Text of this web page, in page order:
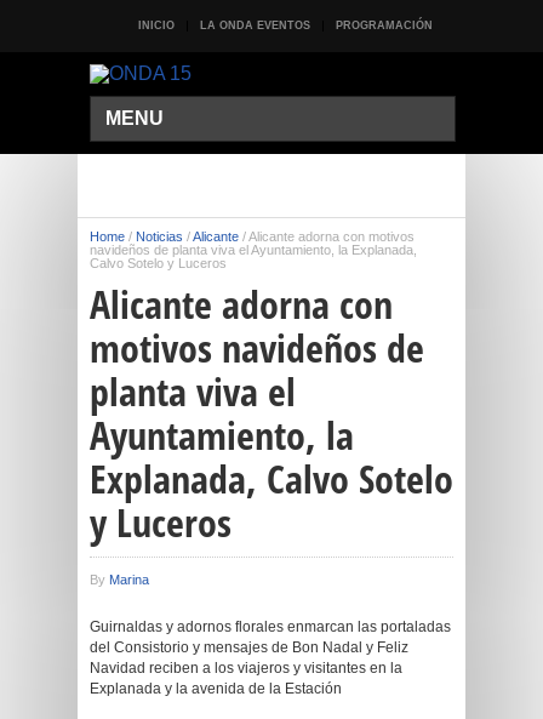
INICIO LA ONDA EVENTOS PROGRAMACIÓN
MENU
Home / Noticias /Alicante /Alicante adorna con motivos
navideños de planta viva el Ayuntamiento, la Explanada,
Calvo Sotelo y Luceros
Alicante adorna con
motivos navideños de
planta viva el
Ayuntamiento, la
Explanada, Calvo Sotelo
y Luceros
By Marina
Guirnaldas y adornos florales enmarcan las portaladas
del Consistorio y mensajes de Bon Nadal y Feliz
Navidad reciben a los viajeros y visitantes en la
Explanada y la avenida de la Estación